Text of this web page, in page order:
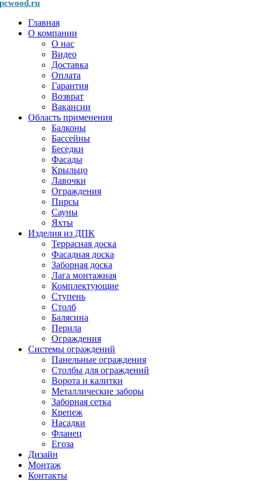
Главная
О компании
О нас
Видео
Доставка
Оплата
Гарантия
Возврат
Вакансии
Область применения
Балконы
Бассейны
Беседки
Фасады
Крыльцо
Лавочки
Ограждения
Пирсы
Сауны
Яхты
Изделия из ДПК
Террасная доска
Фасадная доска
Заборная доска
Лага монтажная
Комплектующие
Ступень
Столб
Балясина
Перила
Ограждения
Системы ограждений
Панельные ограждения
Столбы для ограждений
Ворота и калитки
Металлические заборы
Заборная сетка
Крепеж
Насадки
Фланец
Егоза
Дизайн
Монтаж
Контакты